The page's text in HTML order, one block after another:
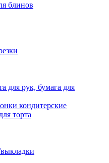
блинов
для рук, бумага для
кондитерские
торта